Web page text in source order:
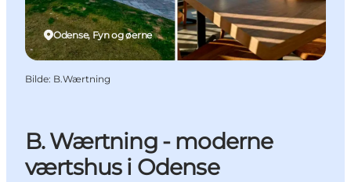
B. Wærtning - moderne
værtshus i Odense
Odense, Fyn og øerne
Bilde: B.Wærtning